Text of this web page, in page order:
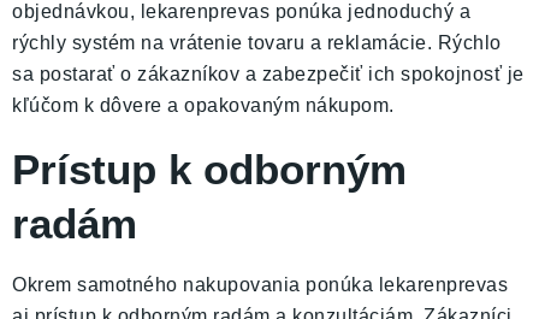
objednávkou, lekarenprevas ponúka jednoduchý a
rýchly systém na vrátenie tovaru a reklamácie. Rýchlo
sa postarať o zákazníkov a zabezpečiť ich spokojnosť je
kľúčom k dôvere a opakovaným nákupom.
Prístup k odborným
radám
Okrem samotného nakupovania ponúka lekarenprevas